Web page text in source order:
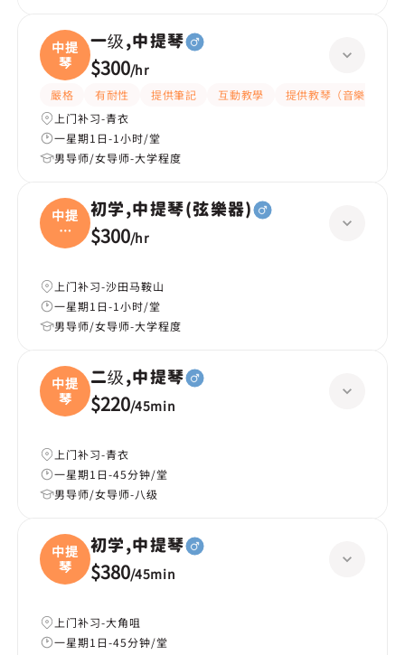
中提
琴
一级,中提琴
$300/hr
嚴格 有耐性 提供筆記 互動教學
提供教琴（音樂）
上门补习-青衣
一星期1日-1小时/堂
男导师/女导师-大学程度
中提
琴
(弦
初学,中提琴(弦樂器)
$300/hr
上门补习-沙田马鞍山
一星期1日-1小时/堂
男导师/女导师-大学程度
中提
琴
二级,中提琴
$220/45min
上门补习-青衣
一星期1日-45分钟/堂
男导师/女导师-八级
中提
琴
初学,中提琴
$380/45min
上门补习-大角咀
一星期1日-45分钟/堂